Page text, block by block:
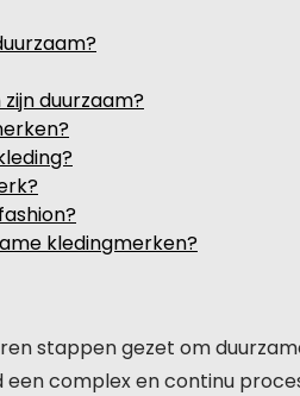
duurzaam?
kledingmerken?
stappen gezet om
complex en continu